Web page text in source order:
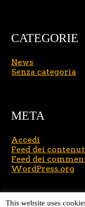
CATEGORIE
News
Senza categoria
META
Accedi
Feed dei
Feed dei
WordPress.org
Copyright © 2026
This website uses